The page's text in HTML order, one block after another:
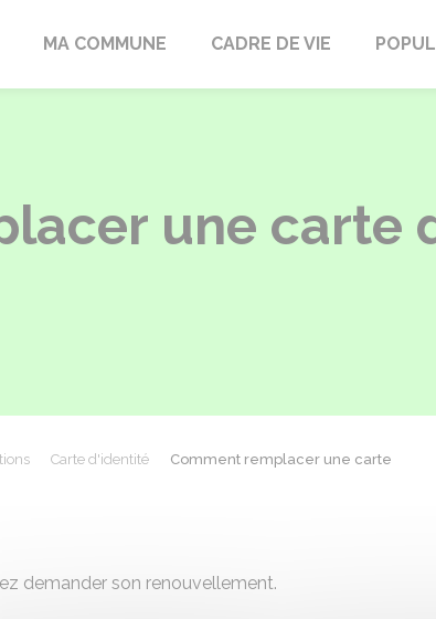
MA COMMUNE CADRE DE VIE
une carte
Carte d'identité
Comment remplacer une carte
demander son renouvellement.